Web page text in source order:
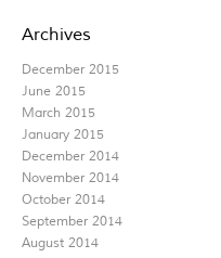
Archives
December 2015
June 2015
March 2015
January 2015
December 2014
November 2014
October 2014
September 2014
August 2014